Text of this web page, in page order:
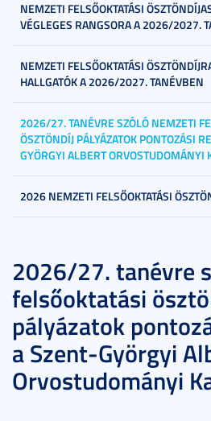
NEMZETI FELSŐOKTATÁSI
VÉGLEGES RANGSORA A 2026/2027.
NEMZETI FELSŐOKTATÁSI
HALLGATÓK A 2026/2027. TANÉVBEN
2026/27. TANÉVRE SZÓLÓ NEMZETI
ÖSZTÖNDÍJ PÁLYÁZATOK PONTOZÁSI
GYÖRGYI ALBERT ORVOSTUDOMÁNYI
2026 NEMZETI FELSŐOKTATÁSI
2026/27. tanévre
felsőoktatási
pályázatok
a Szent-Györgyi
Orvostudományi